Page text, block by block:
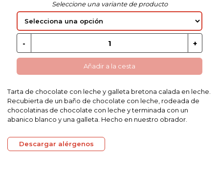
Seleccione una variante de producto
Añadir a la cesta
Tarta de chocolate con leche y galleta bretona calada en leche.
Recubierta de un baño de chocolate con leche, rodeada de
chocolatinas de chocolate con leche y terminada con un
abanico blanco y una galleta. Hecho en nuestro obrador.
Descargar alérgenos